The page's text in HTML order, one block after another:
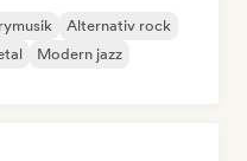
Alternativ rock
Modern jazz